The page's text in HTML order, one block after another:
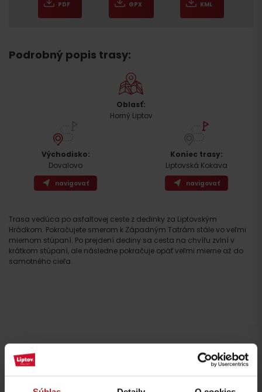
PDF GPX KML
Podrobný popis trasy:
Oblasť:
Horný Liptov
Východisko:
Dovalovo
navigovať
Koniec trasy:
Liptovská Kokava
navigovať
Trasa vedúca po asfaltovej ceste z dedinky za Liptovským
Hrádkom. Pokračujete smerom k Západným Tatrám stále vo veľmi
miernom stúpaní. Po prejdení dediny sa cesta na chvíľu zvlní v
krátkom stúpaní, ale následne pokračuje opäť veľmi mierne až do
samotného cieľa.